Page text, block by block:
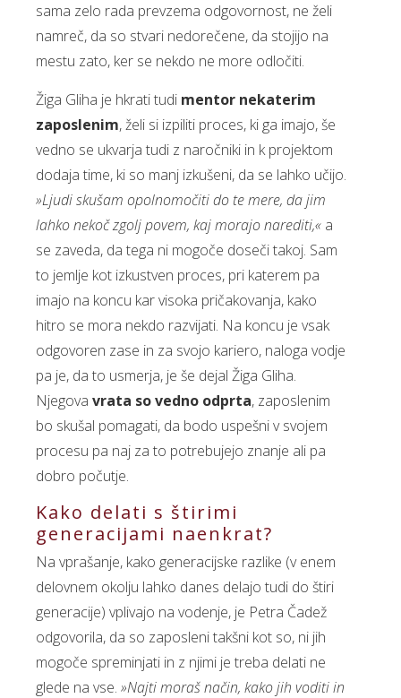
sama zelo rada prevzema odgovornost, ne želi
namreč, da so stvari nedorečene, da stojijo na
mestu zato, ker se nekdo ne more odločiti.
Žiga Gliha je hkrati tudi mentor nekaterim
zaposlenim, želi si izpiliti proces, ki ga imajo, še
vedno se ukvarja tudi z naročniki in k projektom
dodaja time, ki so manj izkušeni, da se lahko učijo.
»Ljudi skušam opolnomočiti do te mere, da jim
lahko nekoč zgolj povem, kaj morajo narediti,« a
se zaveda, da tega ni mogoče doseči takoj. Sam
to jemlje kot izkustven proces, pri katerem pa
imajo na koncu kar visoka pričakovanja, kako
hitro se mora nekdo razvijati. Na koncu je vsak
odgovoren zase in za svojo kariero, naloga vodje
pa je, da to usmerja, je še dejal Žiga Gliha.
Njegova vrata so vedno odprta, zaposlenim
bo skušal pomagati, da bodo uspešni v svojem
procesu pa naj za to potrebujejo znanje ali pa
dobro počutje.
Kako delati s štirimi
generacijami naenkrat?
Na vprašanje, kako generacijske razlike (v enem
delovnem okolju lahko danes delajo tudi do štiri
generacije) vplivajo na vodenje, je Petra Čadež
odgovorila, da so zaposleni takšni kot so, ni jih
mogoče spreminjati in z njimi je treba delati ne
glede na vse. »Najti moraš način, kako jih voditi in